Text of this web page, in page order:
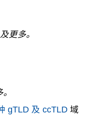
更多。
gTLD 及 ccTLD 域